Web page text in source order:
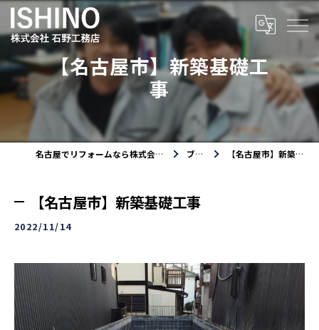
【名古屋市】新築基礎工
事
名古屋でリフォームなら株式会社石野工務店 ブログ 【名古屋市】新築基礎工事
【名古屋市】新築基礎工事
2022/11/14